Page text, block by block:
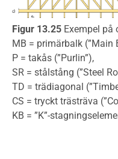
Figur 13.25 Exempel på
MB = primärbalk (”Main
P = takås (”Purlin”),
SR = stålstång (”Steel
TD = trädiagonal
CS = tryckt trästräva
KB = ”K”-